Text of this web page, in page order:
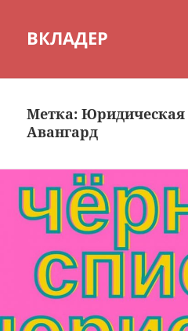
ВКЛАДЕР
Метка:
Авангард